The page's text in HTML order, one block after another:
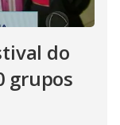
do
grupos